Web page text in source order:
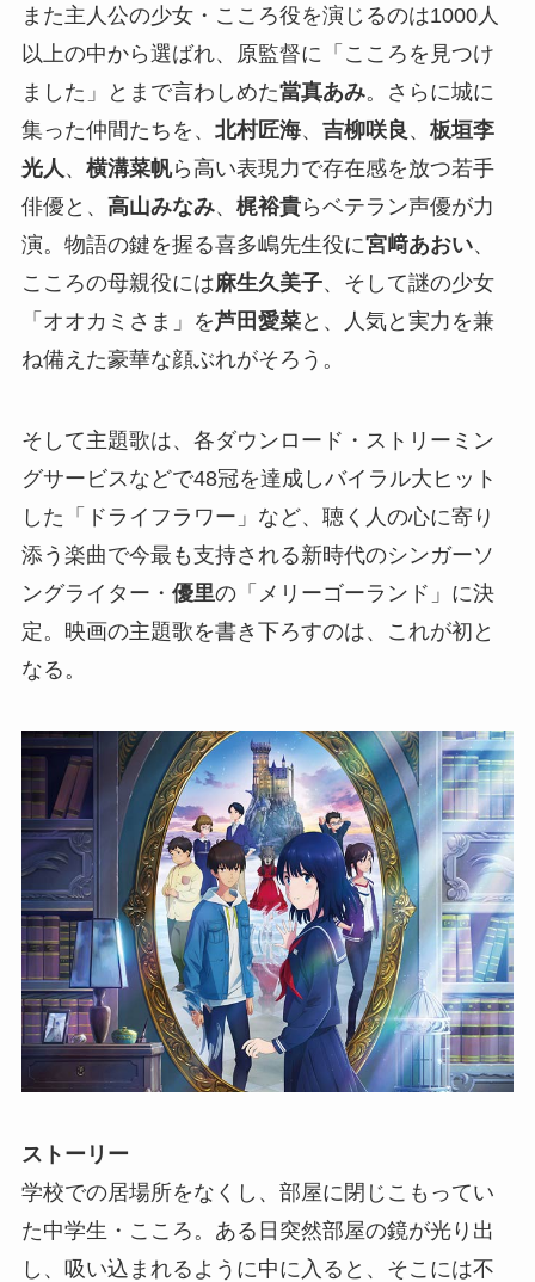
また主人公の少女・こころ役を演じるのは1000人
以上の中から選ばれ、原監督に「こころを見つけ
ました」とまで言わしめた當真あみ。さらに城に
集った仲間たちを、 北村匠海、 吉柳咲良 、 板垣李
光人 、 横溝菜帆ら高い表現力で存在感を放つ若手
俳優と、 高山みなみ、 梶裕貴らベテラン声優が力
演。物語の鍵を握る喜多嶋先生役に宮﨑あおい、
こころの母親役には麻生久美子、そして謎の少女
「オオカミさま」を芦田愛菜と、人気と実力を兼
ね備えた豪華な顔ぶれがそろう。
そして主題歌は、各ダウンロード・ストリーミン
グサービスなどで48冠を達成しバイラル大ヒット
した「ドライフラワー」など、聴く人の心に寄り
添う楽曲で今最も支持される新時代のシンガーソ
ングライター・ 優里の「メリーゴーランド」に決
定。映画の主題歌を書き下ろすのは、これが初と
なる。
ストーリー
学校での居場所をなくし、部屋に閉じこもってい
た中学生・こころ。ある日突然部屋の鏡が光り出
し、吸い込まれるように中に入ると、そこには不